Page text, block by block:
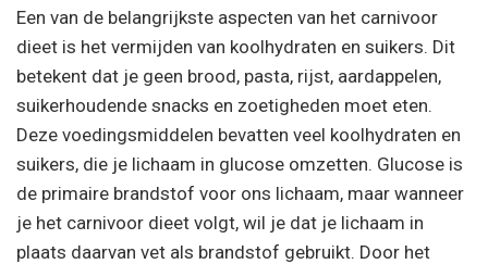
Een van de belangrijkste aspecten van het carnivoor
dieet is het vermijden van koolhydraten en suikers. Dit
betekent dat je geen brood, pasta, rijst, aardappelen,
suikerhoudende snacks en zoetigheden moet eten.
Deze voedingsmiddelen bevatten veel koolhydraten en
suikers, die je lichaam in glucose omzetten. Glucose is
de primaire brandstof voor ons lichaam, maar wanneer
je het carnivoor dieet volgt, wil je dat je lichaam in
plaats daarvan vet als brandstof gebruikt. Door het